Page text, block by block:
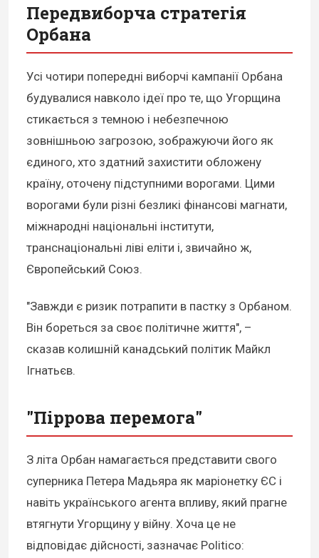
Передвиборча стратегія
Орбана
Усі чотири попередні виборчі кампанії Орбана
будувалися навколо ідеї про те, що Угорщина
стикається з темною і небезпечною
зовнішньою загрозою, зображуючи його як
єдиного, хто здатний захистити обложену
країну, оточену підступними ворогами. Цими
ворогами були різні безликі фінансові магнати,
міжнародні національні інститути,
транснаціональні ліві еліти і, звичайно ж,
Європейський Союз.
"Завжди є ризик потрапити в пастку з Орбаном.
Він бореться за своє політичне життя", –
сказав колишній канадський політик Майкл
Ігнатьєв.
"Піррова перемога"
З літа Орбан намагається представити свого
суперника Петера Мадьяра як маріонетку ЄС і
навіть українського агента впливу, який прагне
втягнути Угорщину у війну. Хоча це не
відповідає дійсності, зазначає Politico: